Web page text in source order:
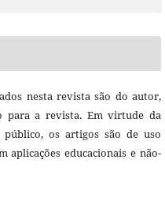
nesta revista são do autor,
para a revista. Em virtude da
público, os artigos são de uso
aplicações educacionais e não-